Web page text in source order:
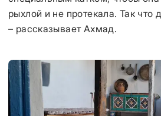
рыхлой и не протекала. Так что
– рассказывает Ахмад.